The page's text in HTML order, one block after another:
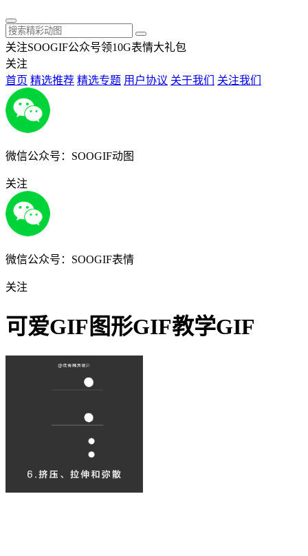
关注SOOGIF公众号领10G表情大礼包
关注
首页 精选推荐 精选专题 用户协议 关于我们 关注我们
微信公众号：SOOGIF动图
关注
微信公众号：SOOGIF表情
关注
可爱GIF图形GIF教学GIF